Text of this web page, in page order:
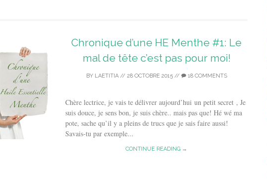
Chronique d’une HE Menthe #1: Le
mal de tête c’est pas pour moi!
BY LAETITIA// 28 OCTOBRE 2015// 18 COMMENTS
Chère lectrice, je vais te délivrer aujourd’hui un petit secret , Je
suis douce, je sens bon, je suis chère.. mais pas que! Hé wé ma
pote, sache qu’il y a pleins de trucs que je sais faire aussi!
Savais-tu par exemple...
CONTINUE READING →